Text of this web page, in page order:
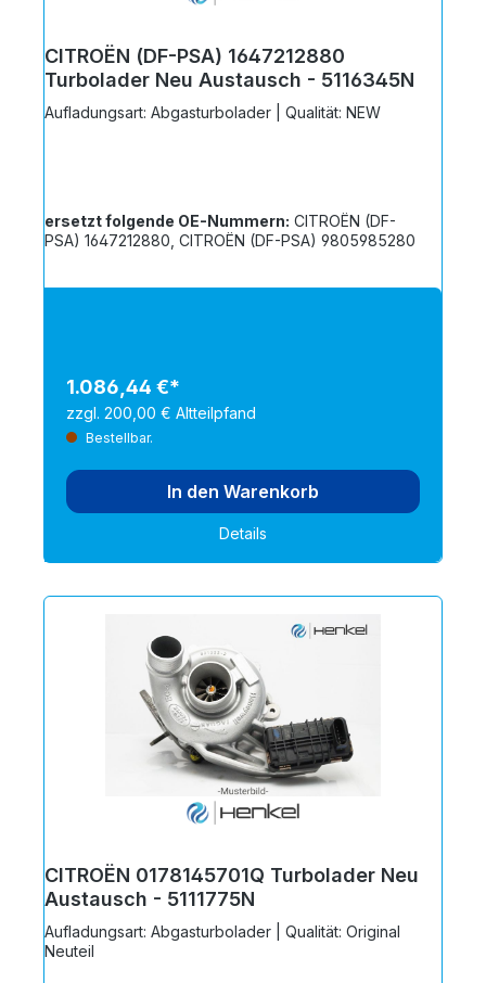
CITROËN (DF-PSA) 1647212880
Turbolader Neu Austausch - 5116345N
Aufladungsart: Abgasturbolader | Qualität: NEW
ersetzt folgende OE-Nummern:
PSA) 1647212880, CITROËN (DF-PSA) 9805985280
1.086,44 €*
zzgl. 200,00 € Altteilpfand
Bestellbar.
In den Warenkorb
Details
CITROËN 0178145701Q Turbolader Neu
Austausch - 5111775N
Aufladungsart: Abgasturbolader | Qualität: Original
Neuteil